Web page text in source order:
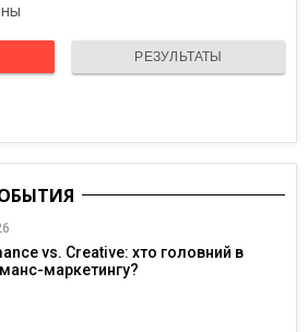
РЕЗУЛЬТАТЫ
vs. Creative: хто головний в
маркетингу?